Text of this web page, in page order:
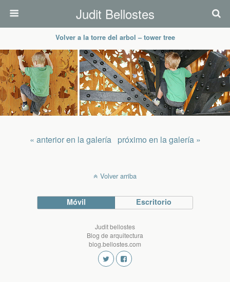
Judit Bellostes
Volver a la torre del arbol – tower tree
« anterior en la galería próximo en la galería »
Volver arriba
Móvil Escritorio
Judit bellostes
Blog de arquitectura
blog.bellostes.com